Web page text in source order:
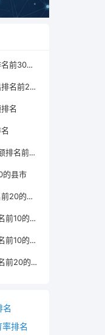
的区县
20的城市
名
20的城市
的县市
的城市
的省份
的省市
的城市
名
率排名